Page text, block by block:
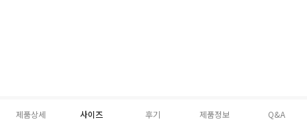
제품상세 사이즈 후기 제품정보 Q&A